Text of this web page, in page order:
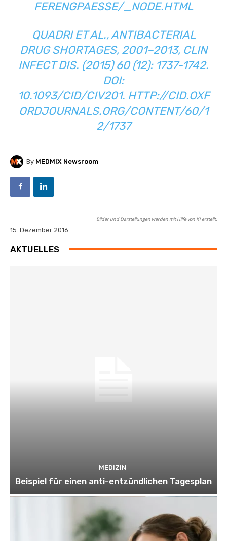
FERENGPAESSE/_NODE.HTML
QUADRI ET AL., ANTIBACTERIAL
DRUG SHORTAGES, 2001–2013, CLIN
INFECT DIS. (2015) 60 (12): 1737-1742.
DOI:
10.1093/CID/CIV201. HTTP://CID.OXF
ORDJOURNALS.ORG/CONTENT/60/1
2/1737
By MEDMIX Newsroom
Bilder und Darstellungen werden mit Hilfe von KI erstellt.
15. Dezember 2016
AKTUELLES
MEDIZIN
Beispiel für einen anti-entzündlichen Tagesplan